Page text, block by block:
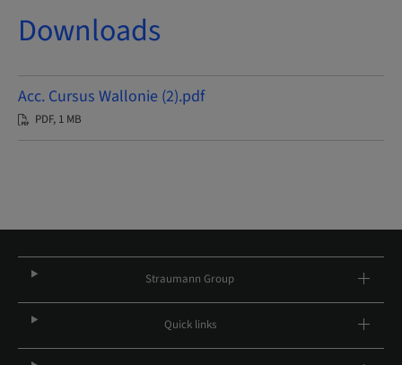
Downloads
Acc. Cursus Wallonie (2).pdf
PDF, 1 MB
Straumann Group
Quick links